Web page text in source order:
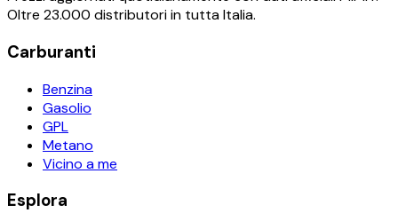
Oltre 23.000 distributori in tutta Italia.
Carburanti
Benzina
Gasolio
GPL
Metano
Vicino a me
Esplora